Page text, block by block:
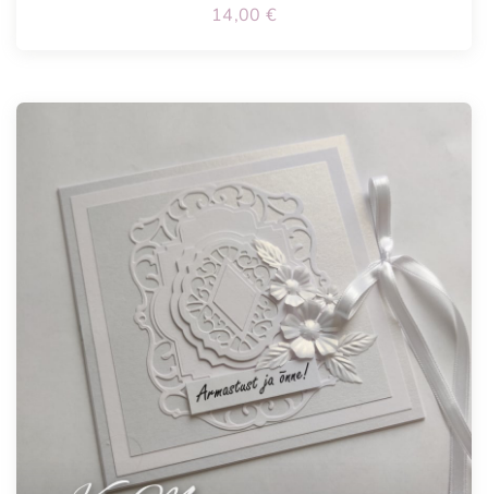
14,00 €